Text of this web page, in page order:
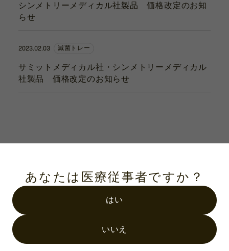
カタログ
サポート動画
あなたは医療従事者ですか？
はい
いいえ
シンメトリーメディカル社製品 価格改定のお知
らせ
2023.02.03 滅菌トレー
サミットメディカル社・シンメトリーメディカル
社製品 価格改定のお知らせ